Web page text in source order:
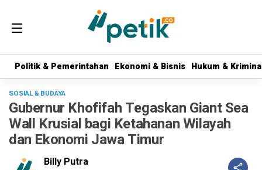
Politik & Pemerintahan Ekonomi & Bisnis Hukum &
Politik & Pemerintahan Ekonomi & Bisnis Hukum &
SOSIAL & BUDAYA
Gubernur Khofifah Tegaskan Giant Sea
Wall Krusial bagi Ketahanan Wilayah
dan Ekonomi Jawa Timur
Billy Putra